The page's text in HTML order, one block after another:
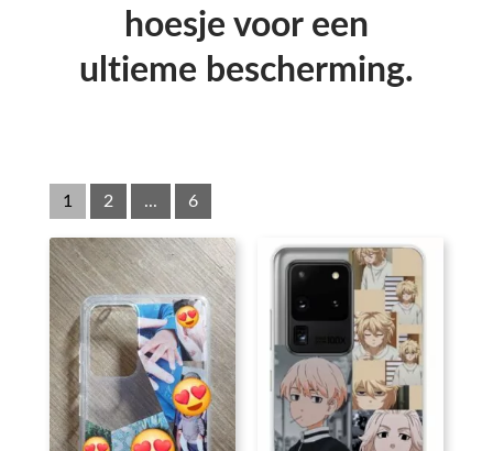
hoesje voor een
ultieme bescherming.
1 2 ... 6